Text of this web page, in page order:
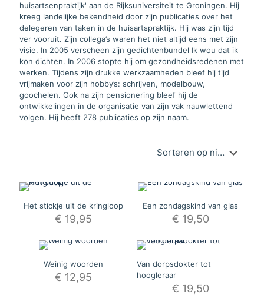
huisartsenpraktijk' aan de Rijksuniversiteit te Groningen. Hij
kreeg landelijke bekendheid door zijn publicaties over het
delegeren van taken in de huisartspraktijk. Hij was zijn tijd
ver vooruit. Zijn collega’s waren het niet altijd eens met zijn
visie. In 2005 verscheen zijn gedichtenbundel Ik wou dat ik
kon dichten. In 2006 stopte hij om gezondheidsredenen met
werken. Tijdens zijn drukke werkzaamheden bleef hij tijd
vrijmaken voor zijn hobby’s: schrijven, modelbouw,
goochelen. Ook na zijn pensionering bleef hij de
ontwikkelingen in de organisatie van zijn vak nauwlettend
volgen. Hij heeft 278 publicaties op zijn naam.
Het stickje uit de kringloop
€ 19,95
Een zondagskind van glas
€ 19,50
Weinig woorden
€ 12,95
Van dorpsdokter tot
hoogleraar
€ 19,50